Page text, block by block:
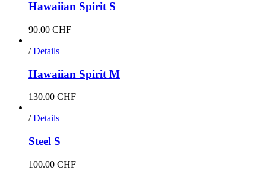
Hawaiian Spirit S
90.00 CHF
/ Details
Hawaiian Spirit M
130.00 CHF
/ Details
Steel S
100.00 CHF